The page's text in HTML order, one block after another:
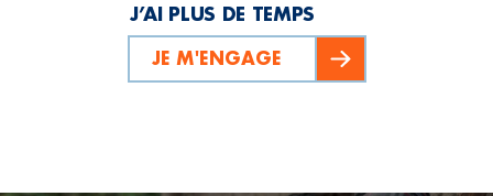
J’AI PLUS DE TEMPS
JE M'ENGAGE